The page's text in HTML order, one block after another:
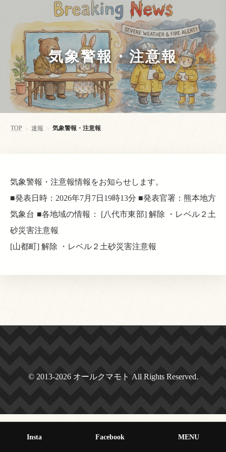
気象警報・注意報
TOP > 速報 > 気象警報・注意報
気象警報・注意報情報をお知らせします。
■発表日時：2026年7月7日19時13分 ■発表官署：熊本地方
気象台 ■各地域の情報： [八代市東部] 解除 ・レベル２土
砂災害注意報
[山都町] 解除 ・レベル２土砂災害注意報
© 2013-2026 オールクマモト All Rights Reserved.
Insta Facebook MENU